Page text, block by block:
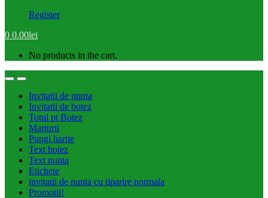
Register
0 0.00lei
No products in the cart.
Invitatii de nunta
Invitatii de botez
Totul pt Botez
Marturii
Pungi hartie
Text botez
Text nunta
Etichete
invitatii de nunta cu tiparire normala
Promotii!